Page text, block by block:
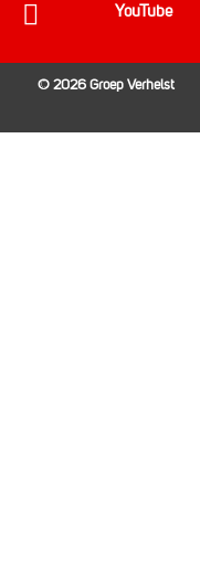
YouTube
© 2026 Groep Verhelst